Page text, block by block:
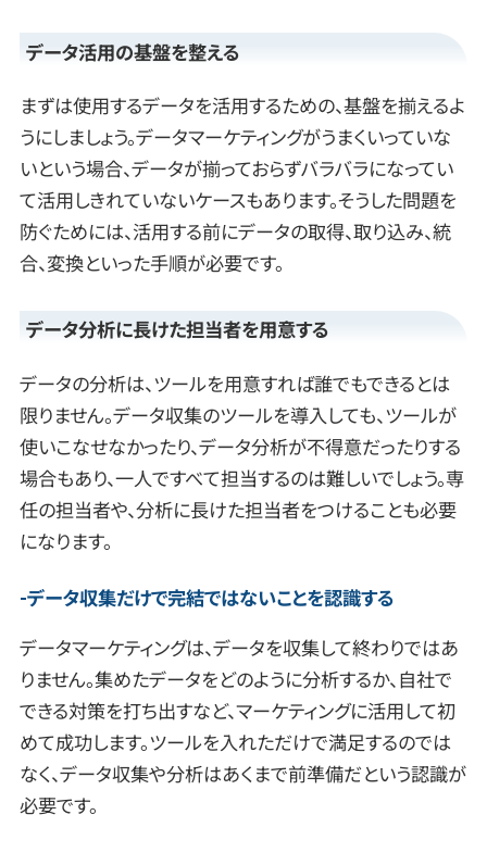
データ活用の基盤を整える
まずは使用するデータを活用するための、基盤を揃えるよ
うにしましょう。データマーケティングがうまくいっていな
いという場合、データが揃っておらずバラバラになってい
て活用しきれていないケースもあります。そうした問題を
防ぐためには、活用する前にデータの取得、取り込み、統
合、変換といった手順が必要です。
データ分析に長けた担当者を用意する
データの分析は、ツールを用意すれば誰でもできるとは
限りません。データ収集のツールを導入しても、ツールが
使いこなせなかったり、データ分析が不得意だったりする
場合もあり、一人ですべて担当するのは難しいでしょう。専
任の担当者や、分析に長けた担当者をつけることも必要
になります。
データ収集だけで完結ではないことを認識する
データマーケティングは、データを収集して終わりではあ
りません。集めたデータをどのように分析するか、自社で
できる対策を打ち出すなど、マーケティングに活用して初
めて成功します。ツールを入れただけで満足するのでは
なく、データ収集や分析はあくまで前準備だという認識が
必要です。